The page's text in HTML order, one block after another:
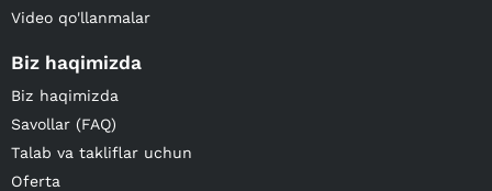
Video qo'llanmalar
Biz haqimizda
Biz haqimizda
Savollar (FAQ)
Talab va takliflar uchun
Oferta